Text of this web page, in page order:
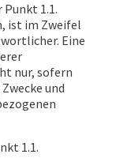
1.1.
ist im Zweifel
Eine
nur, sofern
und
1.1.